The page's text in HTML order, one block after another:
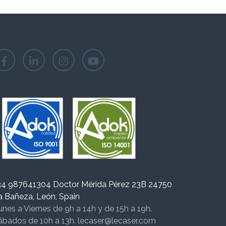
987641304 Doctor Mérida Pérez 23B 24750
Bañeza, León, Spain
a Viernes de 9h a 14h y de 15h a 19h.
de 10h a 13h. lecaser@lecaser.com